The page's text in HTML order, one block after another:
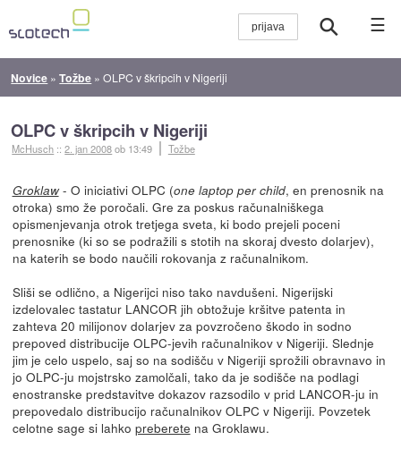
☰
Novice »Tožbe »OLPC v škripcih v Nigeriji
OLPC v škripcih v Nigeriji
McHusch ::2. jan 2008ob 13:49 Tožbe
Groklaw- O iniciativi OLPC (one laptop per child, en prenosnik na
otroka) smo že poročali. Gre za poskus računalniškega
opismenjevanja otrok tretjega sveta, ki bodo prejeli poceni
prenosnike (ki so se podražili s stotih na skoraj dvesto dolarjev),
na katerih se bodo naučili rokovanja z računalnikom.
Sliši se odlično, a Nigerijci niso tako navdušeni. Nigerijski
izdelovalec tastatur LANCOR jih obtožuje kršitve patenta in
zahteva 20 milijonov dolarjev za povzročeno škodo in sodno
prepoved distribucije OLPC-jevih računalnikov v Nigeriji. Slednje
jim je celo uspelo, saj so na sodišču v Nigeriji sprožili obravnavo in
jo OLPC-ju mojstrsko zamolčali, tako da je sodišče na podlagi
enostranske predstavitve dokazov razsodilo v prid LANCOR-ju in
prepovedalo distribucijo računalnikov OLPC v Nigeriji. Povzetek
celotne sage si lahko preberete na Groklawu.